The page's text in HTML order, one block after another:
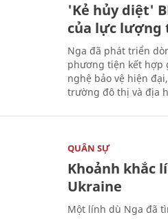
'Kẻ hủy diệt'
của lực lượng
Nga đã phát triển
phương tiện kết hợp
nghệ bảo vệ hiện
trường đô thị và địa
QUÂN SỰ
Khoảnh khắc
Ukraine
Một lính dù Nga đã